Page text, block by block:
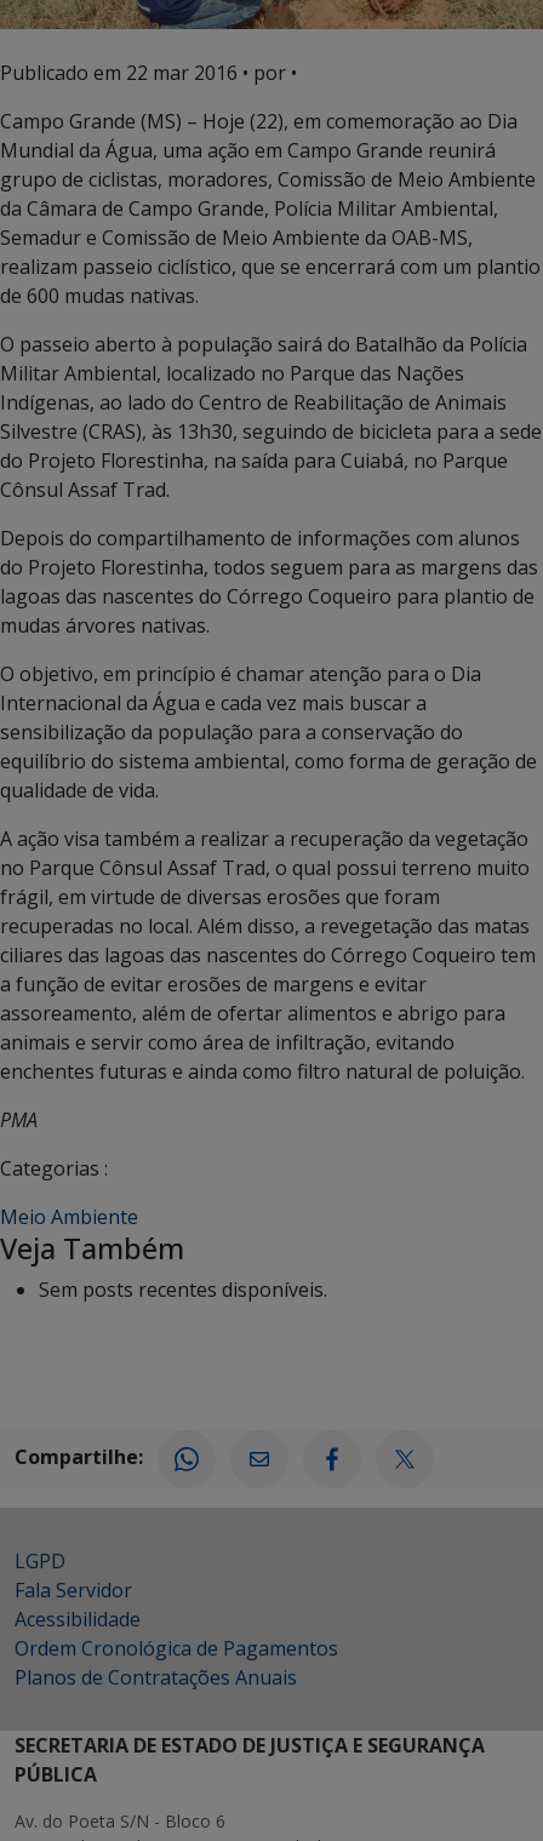
Publicado em 22 mar 2016 • por •
Campo Grande (MS) – Hoje (22), em comemoração ao Dia
Mundial da Água, uma ação em Campo Grande reunirá
grupo de ciclistas, moradores, Comissão de Meio Ambiente
da Câmara de Campo Grande, Polícia Militar Ambiental,
Semadur e Comissão de Meio Ambiente da OAB-MS,
realizam passeio ciclístico, que se encerrará com um plantio
de 600 mudas nativas.
O passeio aberto à população sairá do Batalhão da Polícia
Militar Ambiental, localizado no Parque das Nações
Indígenas, ao lado do Centro de Reabilitação de Animais
Silvestre (CRAS), às 13h30, seguindo de bicicleta para a sede
do Projeto Florestinha, na saída para Cuiabá, no Parque
Cônsul Assaf Trad.
Depois do compartilhamento de informações com alunos
do Projeto Florestinha, todos seguem para as margens das
lagoas das nascentes do Córrego Coqueiro para plantio de
mudas árvores nativas.
O objetivo, em princípio é chamar atenção para o Dia
Internacional da Água e cada vez mais buscar a
sensibilização da população para a conservação do
equilíbrio do sistema ambiental, como forma de geração de
qualidade de vida.
A ação visa também a realizar a recuperação da vegetação
no Parque Cônsul Assaf Trad, o qual possui terreno muito
frágil, em virtude de diversas erosões que foram
recuperadas no local. Além disso, a revegetação das matas
ciliares das lagoas das nascentes do Córrego Coqueiro tem
a função de evitar erosões de margens e evitar
assoreamento, além de ofertar alimentos e abrigo para
animais e servir como área de infiltração, evitando
enchentes futuras e ainda como filtro natural de poluição.
PMA
Categorias :
Meio Ambiente
Veja Também
Sem posts recentes disponíveis.
Compartilhe:
LGPD
Fala Servidor
Acessibilidade
Ordem Cronológica de Pagamentos
Planos de Contratações Anuais
SECRETARIA DE ESTADO DE JUSTIÇA E SEGURANÇA
PÚBLICA
Av. do Poeta S/N - Bloco 6